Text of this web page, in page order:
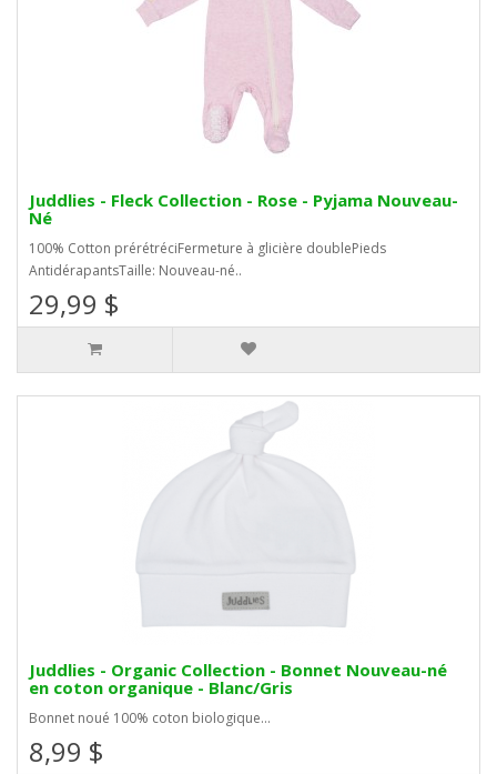
Juddlies - Fleck Collection - Rose - Pyjama Nouveau-
Né
100% Cotton prérétréciFermeture à glicière doublePieds
AntidérapantsTaille: Nouveau-né..
29,99 $
Juddlies - Organic Collection - Bonnet Nouveau-né
en coton organique - Blanc/Gris
Bonnet noué 100% coton biologique...
8,99 $